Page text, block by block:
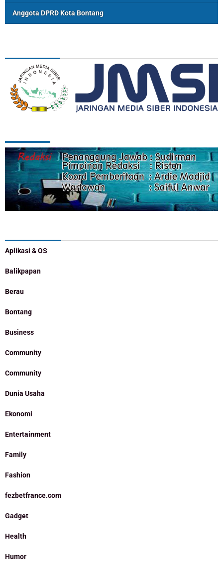
Anggota DPRD Kota Bontang
Aplikasi & OS
Balikpapan
Berau
Bontang
Business
Community
Community
Dunia Usaha
Ekonomi
Entertainment
Family
Fashion
fezbetfrance.com
Gadget
Health
Humor